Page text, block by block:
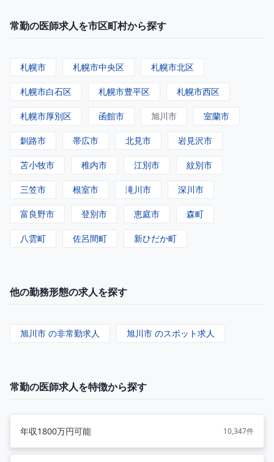
常勤の医師求人を市区町村から探す
札幌市 札幌市中央区 札幌市北区
札幌市白石区 札幌市豊平区 札幌市西区
札幌市厚別区 函館市 旭川市 室蘭市
釧路市 帯広市 北見市 岩見沢市
苫小牧市 稚内市 江別市 紋別市
三笠市 根室市 滝川市 深川市
富良野市 登別市 恵庭市 森町
八雲町 佐呂間町 新ひだか町
他の勤務形態の求人を探す
旭川市 の非常勤求人 旭川市 のスポット求人
常勤の医師求人を特徴から探す
年収1800万円可能 10,347件